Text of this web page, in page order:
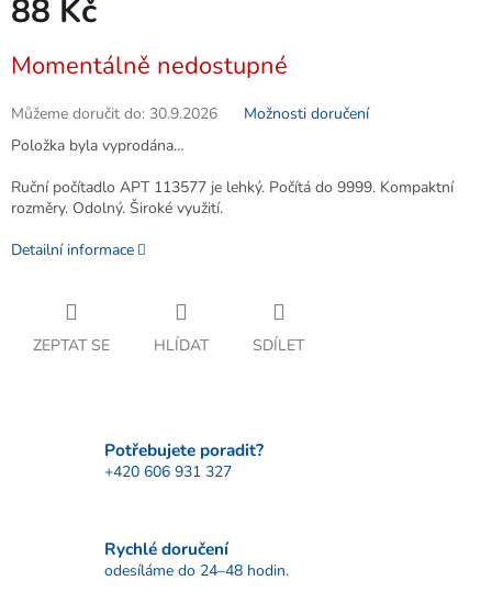
88 Kč
cena:
Momentálně nedostupné
Můžeme doručit do: 30.9.2026
Možnosti doručení
Položka byla vyprodána…
Ruční počítadlo APT 113577 je lehký. Počítá do 9999. Kompaktní
rozměry. Odolný. Široké využití.
Detailní informace
ZEPTAT SE HLÍDAT SDÍLET
Potřebujete poradit?
+420 606 931 327
Rychlé doručení
odesíláme do 24–48 hodin.